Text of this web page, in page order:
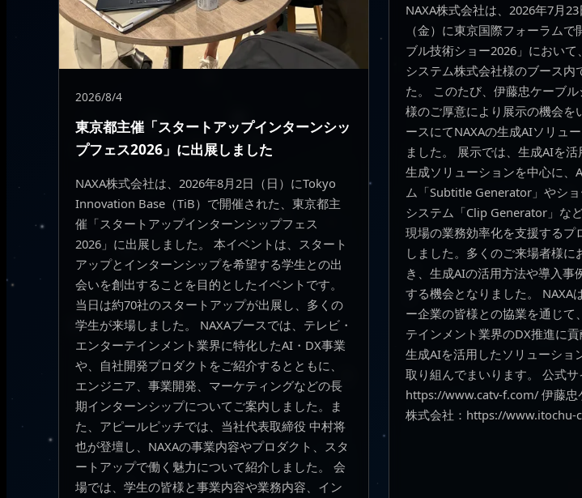
2026/8/4
東京都主催「スタートアップインターンシッ
プフェス2026」に出展しました
NAXA株式会社は、2026年8月2日（日）にTokyo
Innovation Base（TiB）で開催された、東京都主
催「スタートアップインターンシップフェス
2026」に出展しました。 本イベントは、スタート
アップとインターンシップを希望する学生との出
会いを創出することを目的としたイベントです。
当日は約70社のスタートアップが出展し、多くの
学生が来場しました。 NAXAブースでは、テレビ・
エンターテインメント業界に特化したAI・DX事業
や、自社開発プロダクトをご紹介するとともに、
エンジニア、事業開発、マーケティングなどの長
期インターンシップについてご案内しました。ま
た、アピールピッチでは、当社代表取締役 中村将
也が登壇し、NAXAの事業内容やプロダクト、スタ
ートアップで働く魅力について紹介しました。 会
場では、学生の皆様と事業内容や業務内容、イン
NAXA株式会社は、2026年7月
（金）に東京国際フォーラム
ブル技術ショー2026」におい
システム株式会社様のブース内
た。 このたび、伊藤忠ケーブ
様のご厚意により展示の機会を
ースにてNAXAの生成AIソリュ
ました。 展示では、生成AIを
生成ソリューションを中心に、
ム「Subtitle Generator」やシ
システム「Clip Generator」な
現場の業務効率化を支援するプ
しました。多くのご来場者様に
き、生成AIの活用方法や導入事
する機会となりました。 NAXA
ー企業の皆様との協業を通じて
テインメント業界のDX推進に貢
生成AIを活用したソリューショ
取り組んでまいります。 公式サ
https://www.catv-f.com/ 伊藤忠
株式会社：https://www.itochu-